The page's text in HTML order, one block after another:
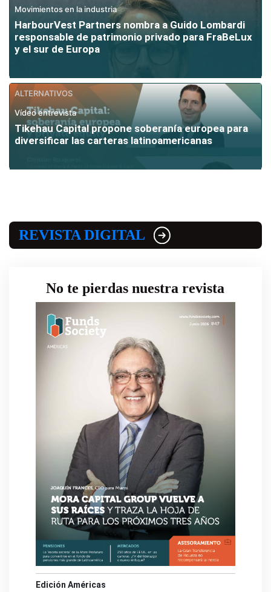
Movimientos en la industria
HarbourVest Partners nombra a Guido Lombardi
responsable de patrimonio privado para FraBeLux
y el sur de Europa
ALTERNATIVOS
Vídeo entrevista
Tikehau Capital propone soberanía europea para
diversificar las carteras latinoamericanas
REVISTA DIGITAL
No te pierdas nuestra revista
Edición Américas